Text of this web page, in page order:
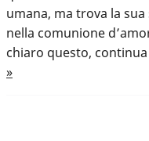
umana, ma trova la
nella comunione
chiaro questo,
»